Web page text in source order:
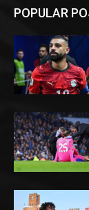
POPULAR